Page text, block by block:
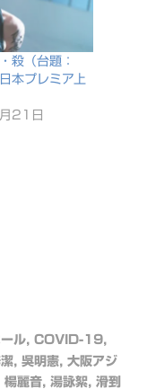
殺（台題：
本プレミア上
21日
ル, COVID-19,
, 吳明憲, 大阪アジ
楊麗音, 湯詠絮, 滑到